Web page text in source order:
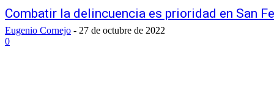
Combatir la delincuencia es prioridad en San
Eugenio Cornejo - 27 de octubre de 2022
0